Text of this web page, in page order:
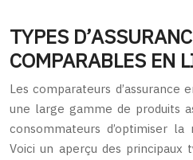
TYPES
COMPARABLES EN
Les comparateurs d’assurance
une large gamme de produits
consommateurs d’optimiser
Voici un aperçu des principaux